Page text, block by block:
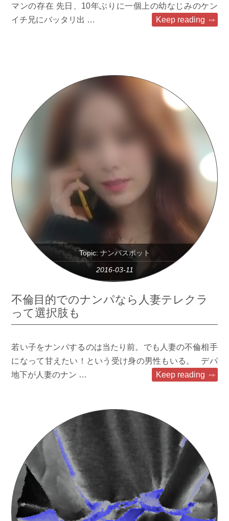
マンの存在 先日、10年ぶりに一個上の幼なじみのケン
イチ兄にバッタリ出 …
Keep reading
Topic: ナンパスポット
2016-03-11
不倫目的でのナンパなら人妻テレクラ
って選択肢も
若い子をナンパするのは当たり前。でも人妻の不倫相手
になって甘えたい！という受け身の男性もいる。 デパ
地下が人妻のナン …
Keep reading